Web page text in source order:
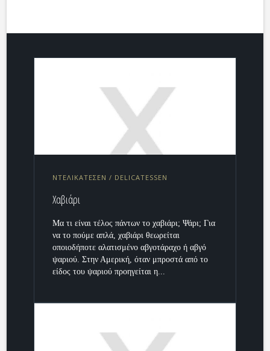
ΝΤΕΛΙΚΑΤΕΣΕΝ / DELICATESSEN
Χαβιάρι
Μα τι είναι τέλος πάντων το χαβιάρι; Ψάρι; Για
να το πούμε απλά, χαβιάρι θεωρείται
οποιοδήποτε αλατισμένο αβγοτάραχο ή αβγό
ψαριού. Στην Αμερική, όταν μπροστά από το
είδος του ψαριού προηγείται η...